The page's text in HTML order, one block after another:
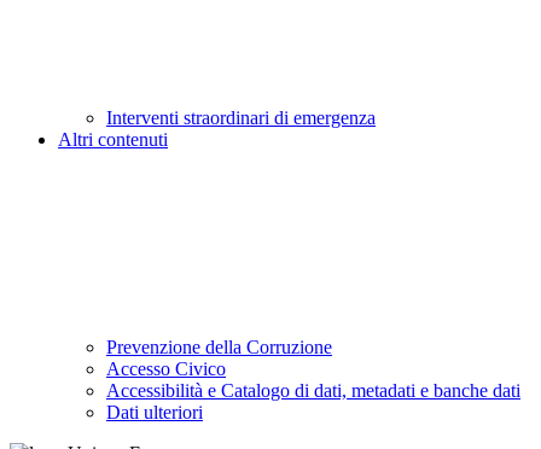
Interventi straordinari di emergenza
Altri contenuti
Prevenzione della Corruzione
Accesso Civico
Accessibilità e Catalogo di dati, metadati e banche dati
Dati ulteriori